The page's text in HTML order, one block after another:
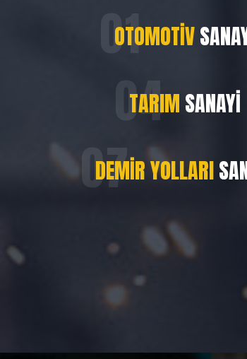
OTOMOTIV
TARIM SANAYI
DEMIR YOLLARI